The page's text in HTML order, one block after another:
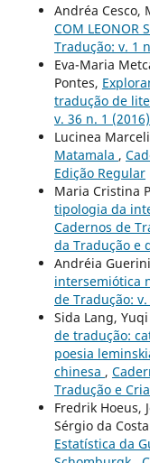
Andréa Cesco,
COM LEONOR
Tradução: v. 1
Eva-Maria
Pontes,
tradução de
v. 36 n. 1
Lucinea
Matamala ,
Edição Regular
Maria Cristina
tipologia da
Cadernos de
da Tradução e
Andréia
intersemiótica
de Tradução:
Sida Lang,
de tradução:
poesia
chinesa ,
Tradução e
Fredrik Hoeus,
Sérgio da
Estatística da